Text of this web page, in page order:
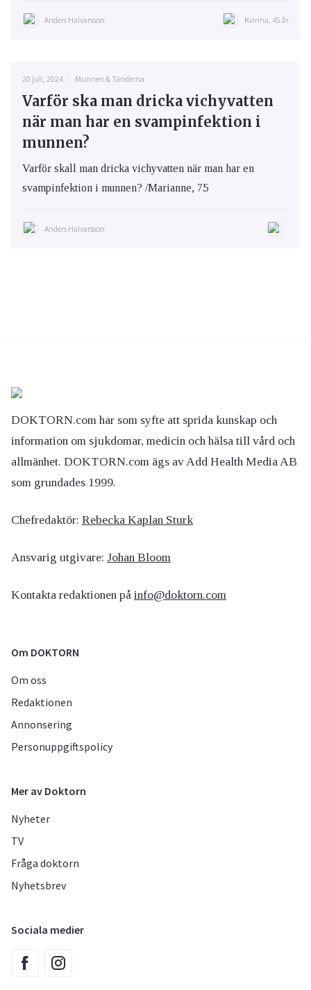
Anders Halvarsson Kvinna, 45 år
20 juli, 2024 Munnen & Tänderna
Varför ska man dricka vichyvatten
när man har en svampinfektion i
munnen?
Varför skall man dricka vichyvatten när man har en
svampinfektion i munnen? /Marianne, 75
Anders Halvarsson
DOKTORN.com har som syfte att sprida kunskap och
information om sjukdomar, medicin och hälsa till vård och
allmänhet. DOKTORN.com ägs av Add Health Media AB
som grundades 1999.
Chefredaktör: Rebecka Kaplan Sturk
Ansvarig utgivare: Johan Bloom
Kontakta redaktionen på info@doktorn.com
Om DOKTORN
Om oss
Redaktionen
Annonsering
Personuppgiftspolicy
Mer av Doktorn
Nyheter
TV
Fråga doktorn
Nyhetsbrev
Sociala medier